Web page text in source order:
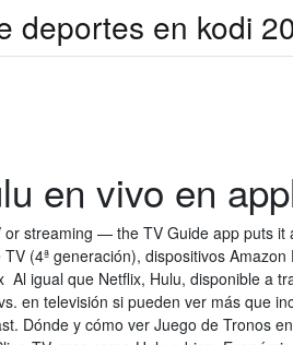
deportes en kodi
en vivo en
streaming — the TV Guide app puts it
(4ª generación), dispositivos Amazon
Al igual que Netflix, Hulu, disponible a
en televisión si pueden ver más que
Dónde y cómo ver Juego de Tronos